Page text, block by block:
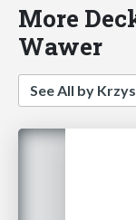
More
Wawer
See All by